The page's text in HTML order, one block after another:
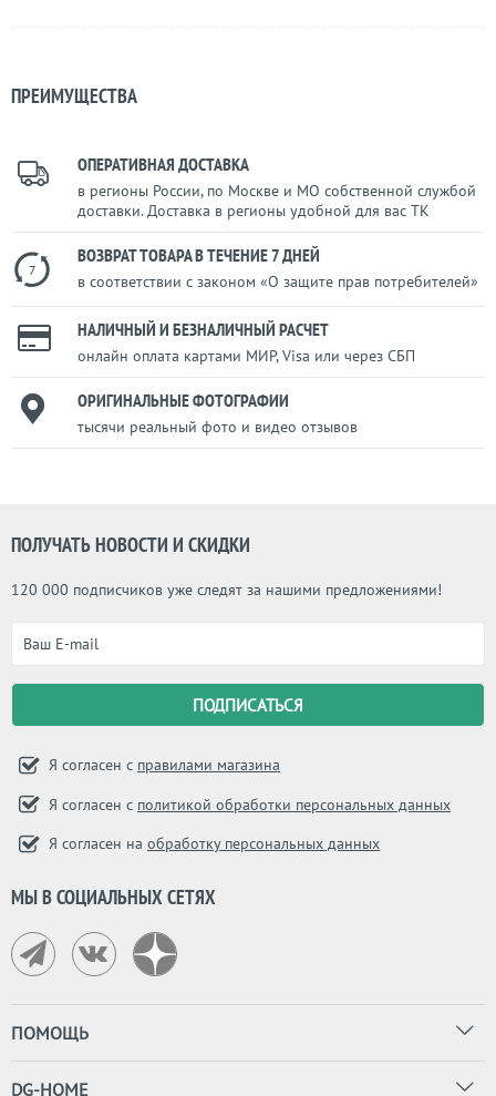
ПРЕИМУЩЕСТВА
ОПЕРАТИВНАЯ ДОСТАВКА
в регионы России, по Москве и МО собственной службой
доставки. Доставка в регионы удобной для вас ТК
7
ВОЗВРАТ ТОВАРА В ТЕЧЕНИЕ 7 ДНЕЙ
в соответствии с законом «О защите прав потребителей»
НАЛИЧНЫЙ И БЕЗНАЛИЧНЫЙ РАСЧЕТ
онлайн оплата картами МИР, Visa или через СБП
ОРИГИНАЛЬНЫЕ ФОТОГРАФИИ
тысячи реальный фото и видео отзывов
ПОЛУЧАТЬ НОВОСТИ И СКИДКИ
120 000 подписчиков уже следят за нашими предложениями!
Я согласен с правилами магазина
Я согласен с политикой обработки персональных данных
Я согласен на обработку персональных данных
МЫ В СОЦИАЛЬНЫХ СЕТЯХ
ПОМОЩЬ
DG-HOME